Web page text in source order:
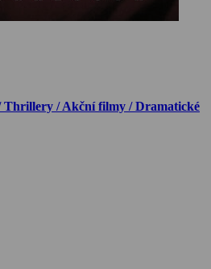
Thrillery / Akční filmy / Dramatické